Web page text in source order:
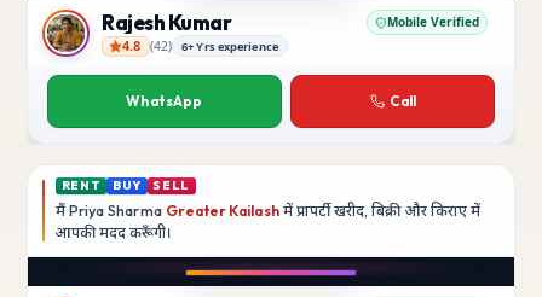
Rajesh Kumar
Rajesh Kumar Mobile Verified
4.8 (42) 6+ Yrs experience
WhatsApp Call
RENT BUY SELL
मैं Priya Sharma Greater Kailashमें प्रापर्टी खरीद, बिक्री और किराए में
आपकी मददकरूँगी।